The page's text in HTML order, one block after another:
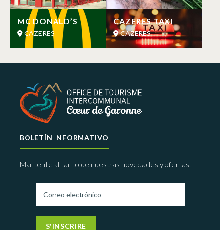
MC DONALD’S
CAZERES
CAZERES TAXI
CAZERES
BOLETÍN INFORMATIVO
Mantente al tanto de nuestras novedades y ofertas.
S'INSCRIRE